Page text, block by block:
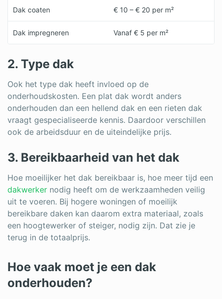
Dak coaten € 10 – € 20 per m²
Dak impregneren Vanaf € 5 per m²
2. Type dak
Ook het type dak heeft invloed op de
onderhoudskosten. Een plat dak wordt anders
onderhouden dan een hellend dak en een rieten dak
vraagt gespecialiseerde kennis. Daardoor verschillen
ook de arbeidsduur en de uiteindelijke prijs.
3. Bereikbaarheid van het dak
Hoe moeilijker het dak bereikbaar is, hoe meer tijd een
dakwerker nodig heeft om de werkzaamheden veilig
uit te voeren. Bij hogere woningen of moeilijk
bereikbare daken kan daarom extra materiaal, zoals
een hoogtewerker of steiger, nodig zijn. Dat zie je
terug in de totaalprijs.
Hoe vaak moet je een dak
onderhouden?